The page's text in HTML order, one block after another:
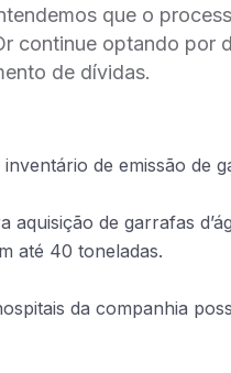
que o
continue optando por
de dívidas.
de emissão de
de garrafas
até 40 toneladas.
da companhia